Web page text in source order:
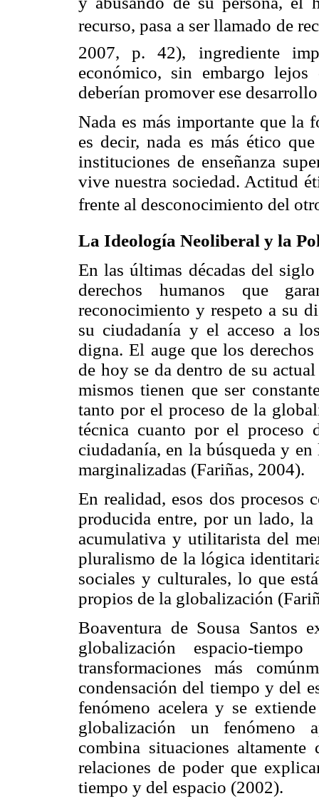
recurso, pasa a ser llamado de
2007, p. 42), ingrediente
económico, sin embargo
deberían promover ese
Nada es más importante que la
es decir, nada es más ético
instituciones de enseñanza
vive nuestra sociedad. Actitud
frente al desconocimiento del
La Ideología Neoliberal y la
En las últimas décadas del
derechos humanos que
reconocimiento y respeto a su
su ciudadanía y el acceso a
digna. El auge que los
de hoy se da dentro de su
mismos tienen que ser
tanto por el proceso de la
técnica cuanto por el proceso
ciudadanía, en la búsqueda y
marginalizadas (Fariñas, 2004).
En realidad, esos dos procesos
producida entre, por un lado,
acumulativa y utilitarista del
pluralismo de la lógica
sociales y culturales, lo que
propios de la globalización
Boaventura de Sousa Santos
globalización espacio-
transformaciones más
condensación del tiempo y del
fenómeno acelera y se
globalización un fenómeno
combina situaciones
relaciones de poder que
tiempo y del espacio (2002).